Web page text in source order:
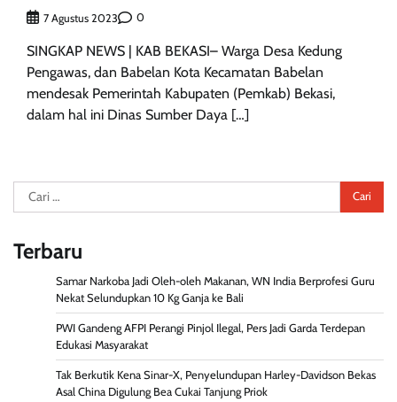
7 Agustus 2023 0
SINGKAP NEWS | KAB BEKASI– Warga Desa Kedung
Pengawas, dan Babelan Kota Kecamatan Babelan
mendesak Pemerintah Kabupaten (Pemkab) Bekasi,
dalam hal ini Dinas Sumber Daya […]
Cari
untuk:
Terbaru
Samar Narkoba Jadi Oleh-oleh Makanan, WN India Berprofesi Guru
Nekat Selundupkan 10 Kg Ganja ke Bali
PWI Gandeng AFPI Perangi Pinjol Ilegal, Pers Jadi Garda Terdepan
Edukasi Masyarakat
Tak Berkutik Kena Sinar-X, Penyelundupan Harley-Davidson Bekas
Asal China Digulung Bea Cukai Tanjung Priok